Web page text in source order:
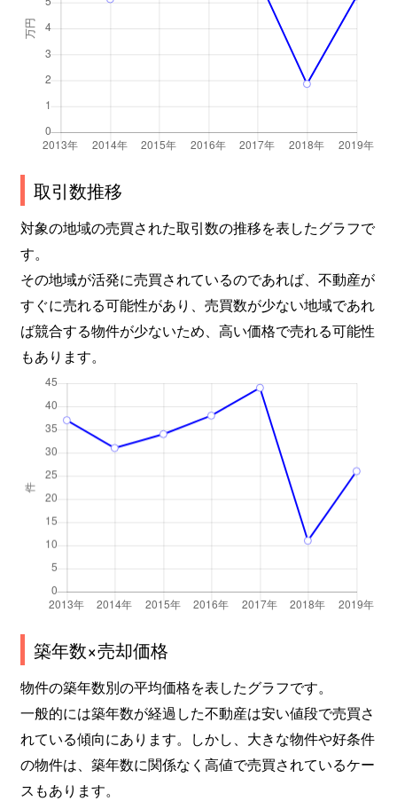
取引数推移
対象の地域の売買された取引数の推移を表したグラフで
す。
その地域が活発に売買されているのであれば、不動産が
すぐに売れる可能性があり、売買数が少ない地域であれ
ば競合する物件が少ないため、高い価格で売れる可能性
もあります。
築年数×売却価格
物件の築年数別の平均価格を表したグラフです。
一般的には築年数が経過した不動産は安い値段で売買さ
れている傾向にあります。しかし、大きな物件や好条件
の物件は、築年数に関係なく高値で売買されているケー
スもあります。